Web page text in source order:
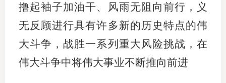
撸起袖子加油干、风雨无阻向前行，义
无反顾进行具有许多新的历史特点的伟
大斗争，战胜一系列重大风险挑战，在
伟大斗争中将伟大事业不断推向前进